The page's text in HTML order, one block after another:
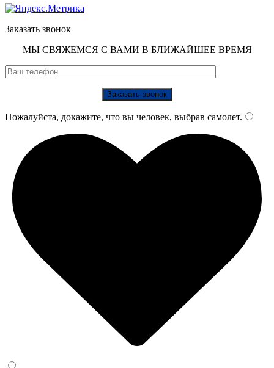
Заказать звонок
МЫ СВЯЖЕМСЯ С ВАМИ В БЛИЖАЙШЕЕ ВРЕМЯ
Пожалуйста, докажите, что вы человек, выбрав самолет.